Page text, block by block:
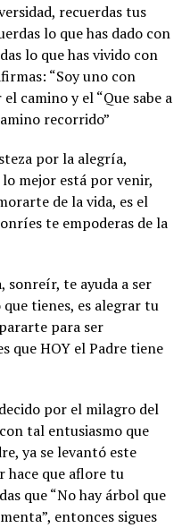
recuerdas tus
lo que has dado con
lo que has vivido con
“Soy uno con
camino y el “Que sabe a
recorrido”
por la alegría,
mejor está por venir,
de la vida, es el
te empoderas de la
sonreír, te ayuda a ser
tienes, es alegrar tu
para ser
que HOY el Padre tiene
por el milagro del
tal entusiasmo que
ya se levantó este
hace que aflore tu
que “No hay árbol que
entonces sigues